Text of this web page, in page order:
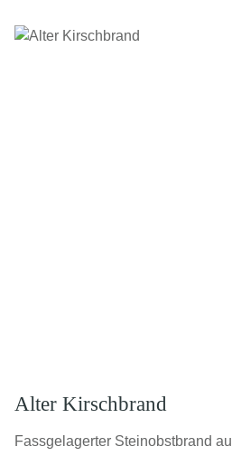
Alter Kirschbrand
Fassgelagerter Steinobstbrand